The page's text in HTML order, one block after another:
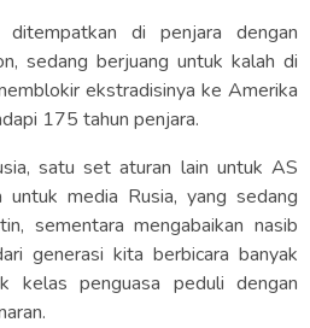
di penjara dengan
sedang berjuang untuk kalah di
ekstradisinya ke Amerika
175 tahun penjara.
satu set aturan lain untuk AS
media Rusia, yang sedang
sementara mengabaikan nasib
generasi kita berbicara banyak
kelas penguasa peduli dengan